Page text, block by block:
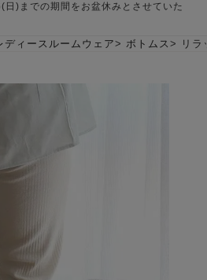
ガーゼ
入院・介護
胸が目立たない
別におすすめパジ
ャマ
かぶり
胸がすけない
つくるパジャマとは
・交換について
お買い物ガイド
日)までの期間をお盆休みとさせていた
ディースルームウェア ボトムス リ